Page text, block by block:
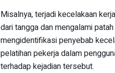
Misalnya, terjadi kecelakaan
dari tangga dan mengalami
mengidentifikasi penyebab
pelatihan pekerja dalam
terhadap kejadian tersebut.